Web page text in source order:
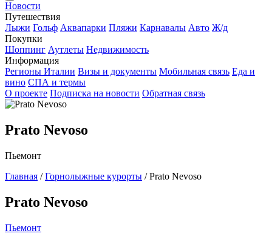
Новости
Путешествия
Лыжи Гольф Аквапарки Пляжи Карнавалы Авто Ж/д
Покупки
Шоппинг Аутлеты Недвижимость
Информация
Регионы Италии Визы и документы Мобильная связь Еда и
вино СПА и термы
О проекте Подписка на новости Обратная связь
Prato Nevoso
Пьемонт
Главная / Горнолыжные курорты / Prato Nevoso
Prato Nevoso
Пьемонт